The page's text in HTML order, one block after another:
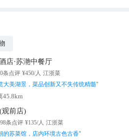
店·苏滟中餐厅
条点评 ¥450/人 江浙菜
大美湖景，菜品创新又不失传统精髓"
45.8km
观前店)
条点评 ¥135/人 江浙菜
的苏菜馆，店内环境古色古香"